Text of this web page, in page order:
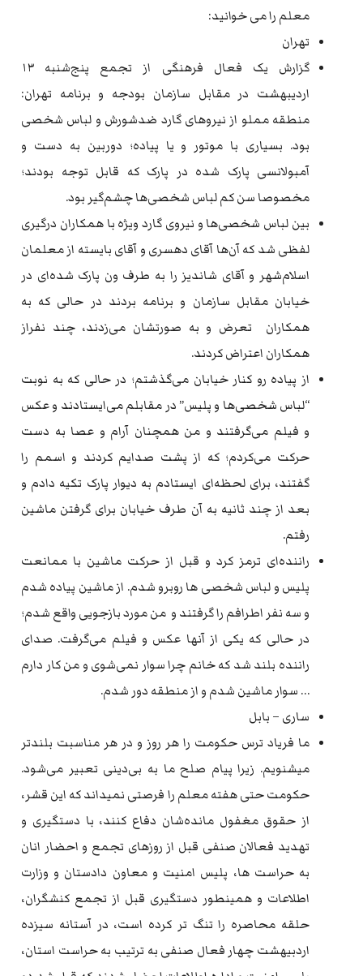
معلم را می خوانید:
تهران
گزارش یک فعال فرهنگی از تجمع پنج‌شنبه ۱۳
اردیبهشت در مقابل سازمان بودجه و برنامه تهران:
منطقه مملو از نیروهای گارد ضدشورش و لباس شخصی
بود. بسیاری با موتور و یا پیاده؛ دوربین به دست و
آمبولانسی پارک شده در پارک که قابل توجه بودند؛
مخصوصا سن کم لباس شخصی‌ها چشم‌گیر بود.
بین لباس شخصی‌ها و نیروی گارد ویژه با همکاران درگیری
لفظی شد که آن‌ها آقای دهسری و آقای بایسته از معلمان
اسلام‌شهر و آقای شاندیز را به طرف ون پارک شده‌ای در
خیابان مقابل سازمان و برنامه بردند در حالی که به
همکاران تعرض و به صورتشان می‌زدند، چند نفراز
همکاران اعتراض کردند.
از پیاده رو کنار خیابان می‌گذشتم؛ در حالی که به نوبت
“لباس شخصی‌ها و پلیس” در مقابلم می‌ایستادند و عکس
و فیلم می‌گرفتند و من همچنان آرام و عصا به دست
حرکت می‌کردم؛ که از پشت صدایم کردند و اسمم را
گفتند، برای لحظه‌ای ایستادم به دیوار پارک تکیه دادم و
بعد از چند ثانیه به آن طرف خیابان برای گرفتن ماشین
رفتم.
راننده‌ای ترمز کرد و قبل از حرکت ماشین با ممانعت
پلیس و لباس شخصی ها روبرو شدم. از ماشین پیاده شدم
و سه نفر اطرافم را گرفتند و من مورد بازجویی واقع شدم؛
در حالی که یکی از آنها عکس و فیلم می‌گرفت. صدای
راننده بلند شد که خانم چرا سوار نمی‌شوی و من کار دارم
… سوار ماشین شدم و از منطقه دور شدم.
ساری – بابل
ما فریاد ترس حکومت را هر روز و در هر مناسبت بلندتر
میشنویم. زیرا پیام صلح ما به بی‌دینی تعبیر می‌شود.
حکومت حتی هفته معلم را فرصتی نمیداند که این قشر،
از حقوق مغفول مانده‌‌شان دفاع کنند، با دستگیری و
تهدید فعالان صنفی قبل از روزهای تجمع و احضار انان
به حراست ها، پلیس امنیت و معاون دادستان و وزارت
اطلاعات و همینطور دستگیری قبل از تجمع کنشگران،
حلقه محاصره را تنگ تر کرده است، در آستانه سیزده
اردبیهشت چهار فعال صنفی به ترتیب به حراست استان،